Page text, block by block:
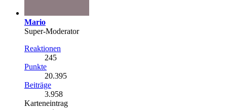
Mario
Super-Moderator
Reaktionen
245
Punkte
20.395
Beiträge
3.958
Karteneintrag